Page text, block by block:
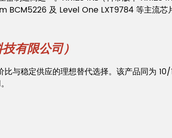
及 Level One LXT9784 等主流芯
有限公司）
与稳定供应的理想替代选择。该产品同为